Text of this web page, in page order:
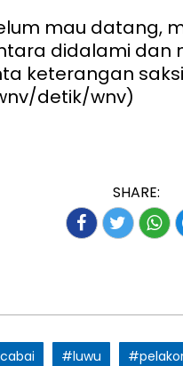
mau datang,
didalami dan
keterangan
detik/wnv)
SHARE:
#luwu